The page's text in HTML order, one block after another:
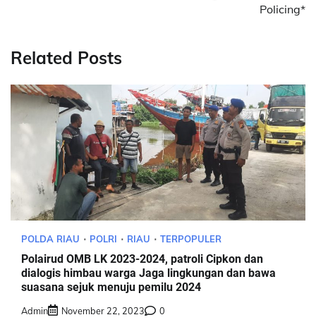
Policing*
Related Posts
POLDA RIAU POLRI RIAU TERPOPULER
Polairud OMB LK 2023-2024, patroli Cipkon dan
dialogis himbau warga Jaga lingkungan dan bawa
suasana sejuk menuju pemilu 2024
Admin November 22, 2023 0